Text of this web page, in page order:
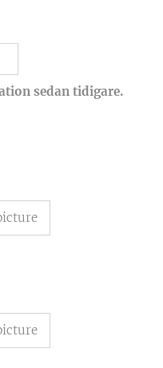
sedan tidigare.